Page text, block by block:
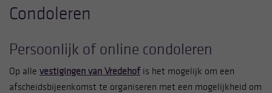
Condoleren
Persoonlijk of online condoleren
Op alle vestigingen van Vredehof is het mogelijk om een
afscheidsbijeenkomst te organiseren met een mogelijkheid om